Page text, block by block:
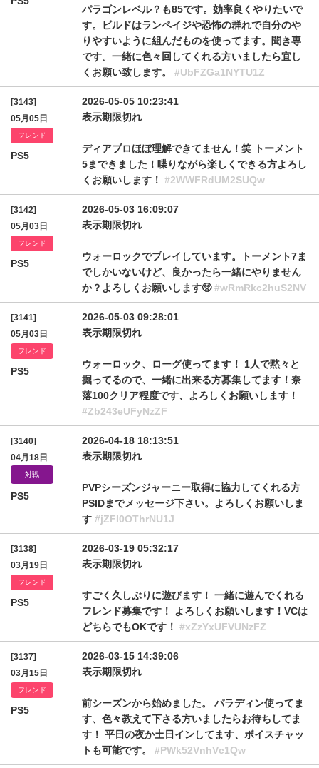
パラゴンレベル？も85です。効率良くやりたいで
す。ビルドはランペイジや恐怖の群れで自分のや
りやすいように組んだものを使ってます。聞き専
です。一緒に色々回してくれる方いましたら宜し
くお願い致します。 #UbFZGa1NYTU1Z
[3143]
05月05日
フレンド
PS5
2026-05-05 10:23:41
表示期限切れ
ディアブロほぼ理解できてません！笑 トーメント
5まできました！喋りながら楽しくできる方よろし
くお願いします！ #2WWFRdUM2SUQw
[3142]
05月03日
フレンド
PS5
2026-05-03 16:09:07
表示期限切れ
ウォーロックでプレイしています。トーメント7ま
でしかいないけど、良かったら一緒にやりません
か？よろしくお願いします🥺#wRmRkc2huS2NV
[3141]
05月03日
フレンド
PS5
2026-05-03 09:28:01
表示期限切れ
ウォーロック、ローグ使ってます！ 1人で黙々と
掘ってるので、一緒に出来る方募集してます！奈
落100クリア程度です、よろしくお願いします！
#Zb243eUFyNzZF
[3140]
04月18日
対戦
PS5
2026-04-18 18:13:51
表示期限切れ
PVPシーズンジャーニー取得に協力してくれる方
PSIDまでメッセージ下さい。よろしくお願いしま
す #jZFI0OThrNU1J
[3138]
03月19日
フレンド
PS5
2026-03-19 05:32:17
表示期限切れ
すごく久しぶりに遊びます！ 一緒に遊んでくれる
フレンド募集です！ よろしくお願いします！VCは
どちらでもOKです！ #xZzYxUFVUNzFZ
[3137]
03月15日
フレンド
PS5
2026-03-15 14:39:06
表示期限切れ
前シーズンから始めました。 パラディン使ってま
す、色々教えて下さる方いましたらお待ちしてま
す！ 平日の夜か土日インしてます、ボイスチャッ
トも可能です。 #PWk52VnhVc1Qw